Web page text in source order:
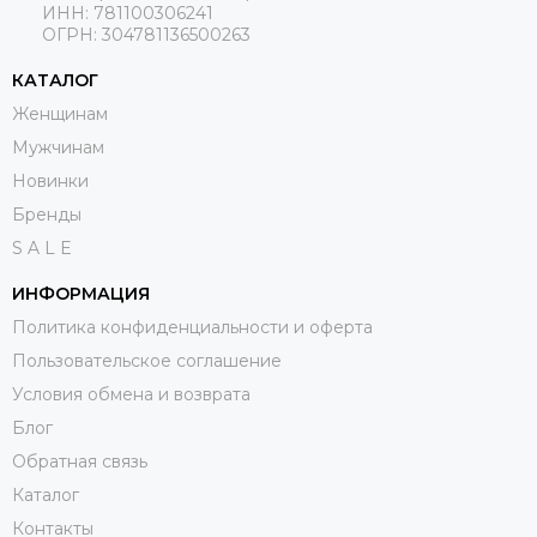
ИНН: 781100306241
ОГРН: 304781136500263
КАТАЛОГ
Женщинам
Мужчинам
Новинки
Бренды
S A L E
ИНФОРМАЦИЯ
Политика конфиденциальности и оферта
Пользовательское соглашение
Условия обмена и возврата
Блог
Обратная связь
Каталог
Контакты